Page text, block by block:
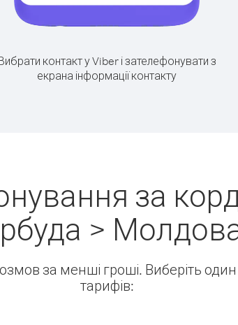
контакт у Viber і зателефонувати з
екрана інформації контакту
за
>
за менші гроші. Виберіть
тарифів: